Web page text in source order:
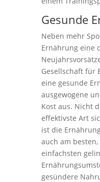
Gesunde
Neben mehr
Ernährung eine
Gesellschaft für
eine gesunde
ausgewogene
Kost aus. Nicht
effektivste Art
ist die
auch am
einfachsten
gesündere